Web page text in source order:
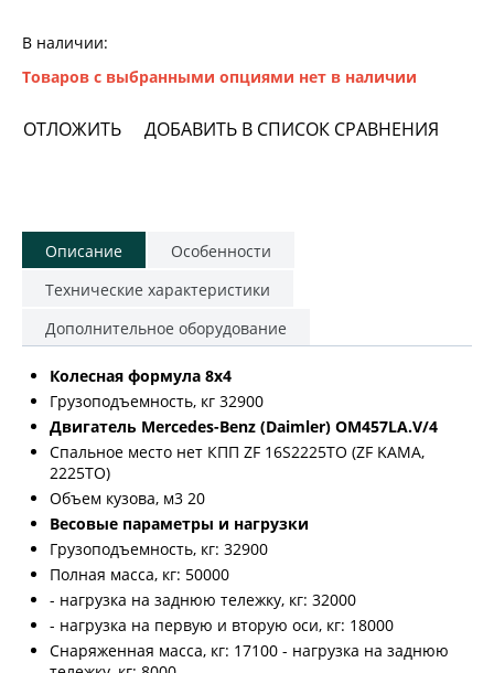
В наличии:
Товаров с выбранными опциями нет в наличии
ОТЛОЖИТЬ ДОБАВИТЬ В СПИСОК СРАВНЕНИЯ
Описание
Особенности
Технические характеристики
Дополнительное оборудование
Колесная формула 8х4
Грузоподъемность, кг 32900
Двигатель Mercedes-Benz (Daimler) OM457LA.V/4
Спальное место нет КПП ZF 16S2225TO (ZF KAMA,
2225TO)
Объем кузова, м3 20
Весовые параметры и нагрузки
Грузоподъемность, кг: 32900
Полная масса, кг: 50000
- нагрузка на заднюю тележку, кг: 32000
- нагрузка на первую и вторую оси, кг: 18000
Снаряженная масса, кг: 17100 - нагрузка на заднюю